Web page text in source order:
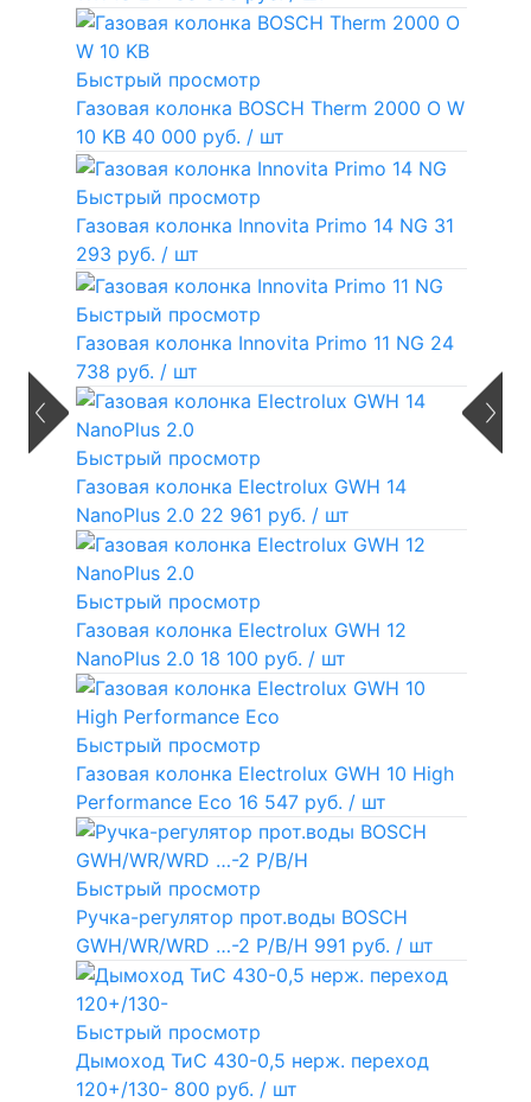
Быстрый просмотр
Газовая колонка BOSCH Therm 2000 O W
10 KB 40 000 руб. / шт
Быстрый просмотр
Газовая колонка Innovita Primo 14 NG 31
293 руб. / шт
Быстрый просмотр
Газовая колонка Innovita Primo 11 NG 24
738 руб. / шт
Быстрый просмотр
Газовая колонка Electrolux GWH 14
NanoPlus 2.0 22 961 руб. / шт
Быстрый просмотр
Газовая колонка Electrolux GWH 12
NanoPlus 2.0 18 100 руб. / шт
Быстрый просмотр
Газовая колонка Electrolux GWH 10 High
Performance Eco 16 547 руб. / шт
Быстрый просмотр
Ручка-регулятор прот.воды BOSCH
GWH/WR/WRD …-2 P/B/H 991 руб. / шт
Быстрый просмотр
Дымоход ТиС 430-0,5 нерж. переход
120+/130- 800 руб. / шт